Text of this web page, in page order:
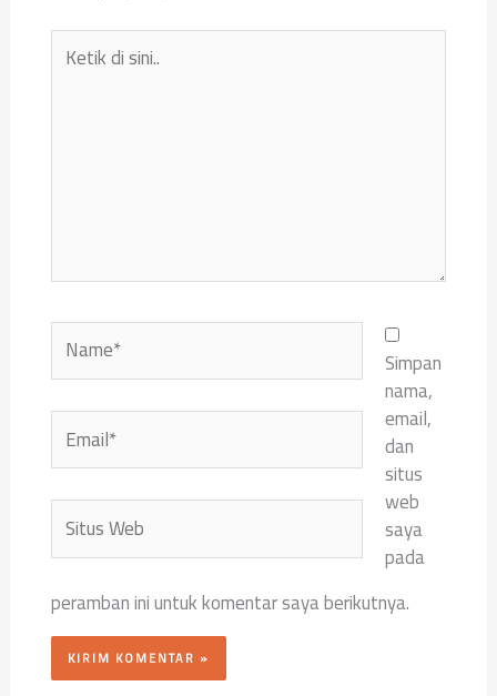
Ketik
Name*
Email*
Situs
Web
Simpan
nama,
email,
dan
situs
web
saya
pada
peramban ini untuk komentar saya berikutnya.